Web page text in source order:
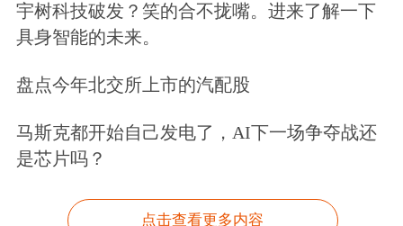
宇树科技破发？笑的合不拢嘴。进来了解一下
具身智能的未来。
盘点今年北交所上市的汽配股
马斯克都开始自己发电了，AI下一场争夺战还
是芯片吗？
点击查看更多内容